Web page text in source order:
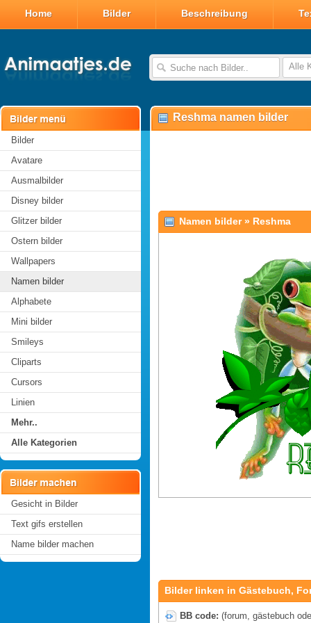
Home Bilder Beschreibung
Alle
Bilder
Avatare
Ausmalbilder
Disney bilder
Glitzer bilder
Ostern bilder
Wallpapers
Namen bilder
Alphabete
Mini bilder
Smileys
Cliparts
Cursors
Linien
Mehr..
Alle Kategorien
Gesicht in Bilder
Text gifs erstellen
Name bilder machen
Reshma namen bilder
Namen bilder» Reshma
Bilder linken in Gästebuch,
BB code: (forum, gästebuch